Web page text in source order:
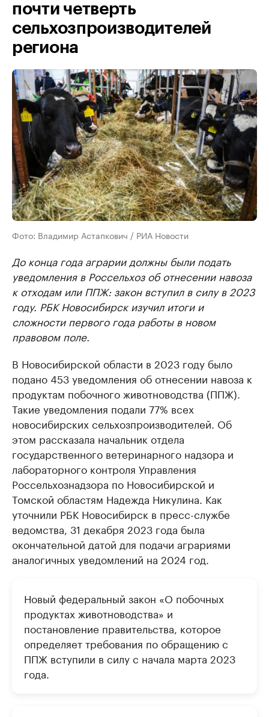
почти четверть
сельхозпроизводителей
региона
Фото: Владимир Астапкович / РИА Новости
До конца года аграрии должны были подать
уведомления в Россельхоз об отнесении навоза
к отходам или ППЖ: закон вступил в силу в 2023
году. РБК Новосибирск изучил итоги и
сложности первого года работы в новом
правовом поле.
В Новосибирской области в 2023 году было
подано 453 уведомления об отнесении навоза к
продуктам побочного животноводства (ППЖ).
Такие уведомления подали 77% всех
новосибирских сельхозпроизводителей. Об
этом рассказала начальник отдела
государственного ветеринарного надзора и
лабораторного контроля Управления
Россельхознадзора по Новосибирской и
Томской областям Надежда Никулина. Как
уточнили РБК Новосибирск в пресс-службе
ведомства, 31 декабря 2023 года была
окончательной датой для подачи аграриями
аналогичных уведомлений на 2024 год.
Новый федеральный закон «О побочных
продуктах животноводства» и
постановление правительства, которое
определяет требования по обращению с
ППЖ вступили в силу с начала марта 2023
года.